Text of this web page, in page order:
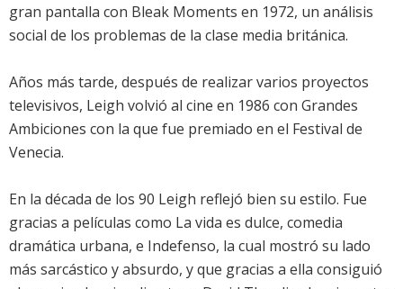
gran pantalla con Bleak Moments en 1972, un análisis
social de los problemas de la clase media británica.
Años más tarde, después de realizar varios proyectos
televisivos, Leigh volvió al cine en 1986 con Grandes
Ambiciones con la que fue premiado en el Festival de
Venecia.
En la década de los 90 Leigh reflejó bien su estilo. Fue
gracias a películas como La vida es dulce, comedia
dramática urbana, e Indefenso, la cual mostró su lado
más sarcástico y absurdo, y que gracias a ella consiguió